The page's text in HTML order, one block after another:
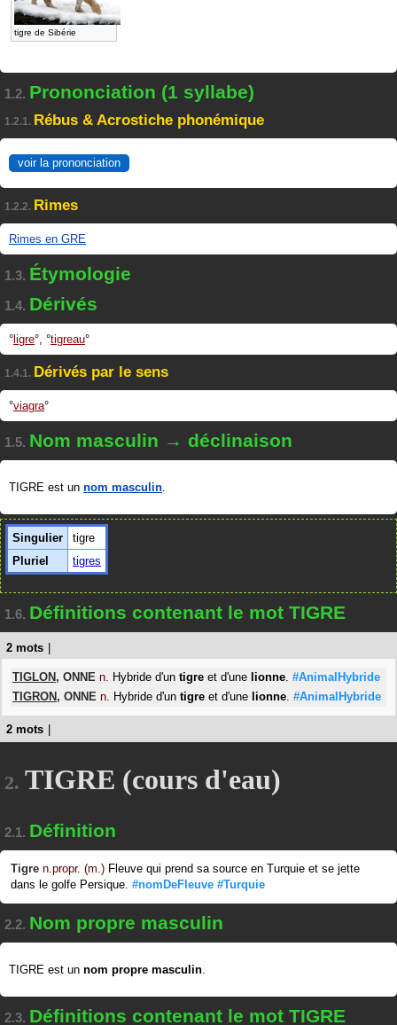
tigre de Sibérie
1.2. Prononciation (1 syllabe)
1.2.1. Rébus & Acrostiche phonémique
voir la prononciation
1.2.2. Rimes
Rimes en GRE
1.3. Étymologie
1.4. Dérivés
ligre , tigreau
1.4.1. Dérivés par le sens
viagra
1.5. Nom masculin → déclinaison
TIGRE est un nom masculin.
Singulier
tigre
Pluriel
tigres
1.6. Définitions contenant le mot TIGRE
2 mots
TIGLON , ONNE n. Hybride d'un tigre et d'une lionne. #AnimalHybride
TIGRON , ONNE n. Hybride d'un tigre et d'une lionne. #AnimalHybride
2 mots
2. TIGRE (cours d'eau)
2.1. Définition
Tigre n.propr. (m.) Fleuve qui prend sa source en Turquie et se jette
dans le golfe Persique. #nomDeFleuve #Turquie
2.2. Nom propre masculin
TIGRE est un nom propre masculin.
2.3. Définitions contenant le mot TIGRE